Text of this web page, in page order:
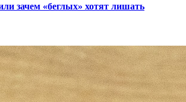
зачем «беглых» хотят лишать